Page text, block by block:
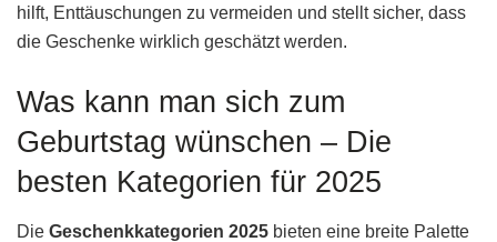
hilft, Enttäuschungen zu vermeiden und stellt sicher, dass
die Geschenke wirklich geschätzt werden.
Was kann man sich zum
Geburtstag wünschen – Die
besten Kategorien für 2025
Die Geschenkkategorien 2025 bieten eine breite Palette